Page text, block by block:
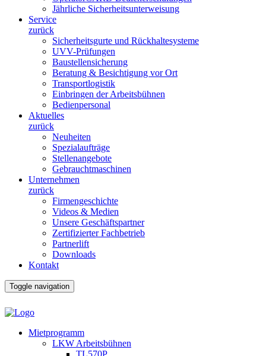
Jährliche Sicherheitsunterweisung
Service
zurück
Sicherheitsgurte und Rückhaltesysteme
UVV-Prüfungen
Baustellensicherung
Beratung & Besichtigung vor Ort
Transportlogistik
Einbringen der Arbeitsbühnen
Bedienpersonal
Aktuelles
zurück
Neuheiten
Spezialaufträge
Stellenangebote
Gebrauchtmaschinen
Unternehmen
zurück
Firmengeschichte
Videos & Medien
Unsere Geschäftspartner
Zertifizierter Fachbetrieb
Partnerlift
Downloads
Kontakt
Toggle navigation
Mietprogramm
LKW Arbeitsbühnen
TL570P